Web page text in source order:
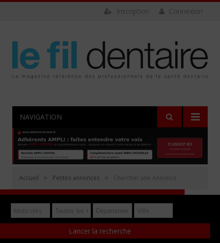
Connexion
Inscription
NAVIGATION
Accueil » Petites annonces » Chercher une Annonce
Rechercher
Déposer gratuitement une annonce